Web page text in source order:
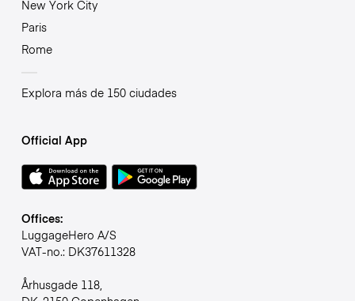
New York City
Paris
Rome
Explora más de 150 ciudades
Official App
Offices:
LuggageHero A/S
VAT-no.: DK37611328
Århusgade 118,